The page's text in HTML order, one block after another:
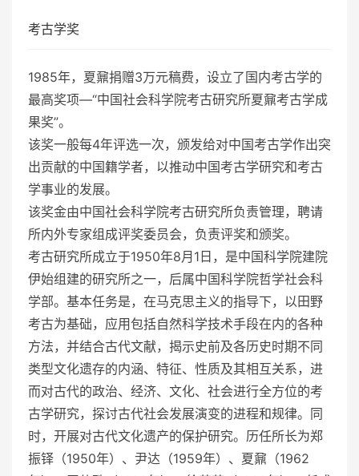
考古学奖
1985年，夏鼐捐赠3万元稿费，设立了国内考古学的
最高奖项—“中国社会科学院考古研究所夏鼐考古学成
果奖”。
该奖一般每4年评选一次，颁发给对中国考古学作出突
出贡献的中国籍学者，以推动中国考古学研究和考古
学事业的发展。
该奖金由中国社会科学院考古研究所负责管理，聘请
所内外专家组成评奖委员会，负责评奖和颁奖。
考古研究所成立于1950年8月1日，是中国科学院建院
伊始组建的研究所之一，后属中国科学院哲学社会科
学部。基本任务是，在马克思主义的指导下，以田野
考古为基础，应用包括自然科学技术手段在内的各种
方法，并结合古代文献，揭示史前及各历史时期不同
类型文化遗存的内涵、特征、性质及其相互关系，进
而对古代的政治、经济、文化、社会进行全方位的考
古学研究，探讨古代社会发展演变的进程和规律。同
时，开展对古代文化遗产的保护研究。历任所长为郑
振铎（1950年）、尹达（1959年）、夏鼐（1962